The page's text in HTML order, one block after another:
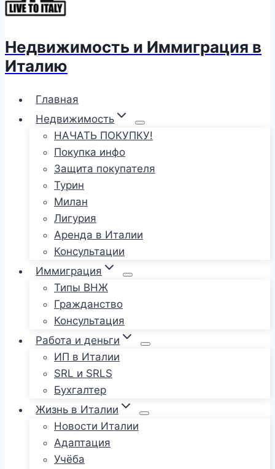
Недвижимость и Иммиграция в
Италию
Главная
Недвижимость
НАЧАТЬ ПОКУПКУ!
Покупка инфо
Защита покупателя
Турин
Милан
Лигурия
Аренда в Италии
Консультации
Иммиграция
Типы ВНЖ
Гражданство
Консультация
Работа и деньги
ИП в Италии
SRL и SRLS
Бухгалтер
Жизнь в Италии
Новости Италии
Адаптация
Учёба